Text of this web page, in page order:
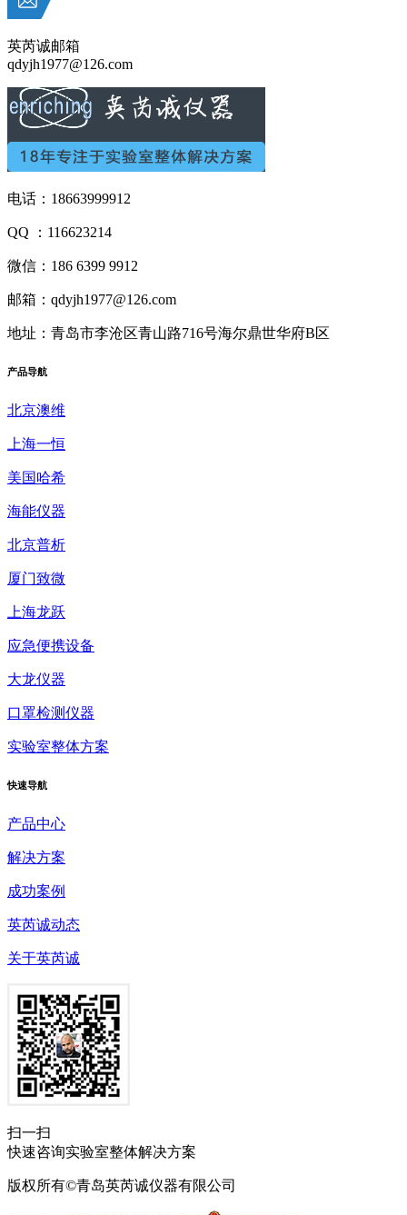
英芮诚邮箱
qdyjh1977@126.com
电话：18663999912
QQ ：116623214
微信：186 6399 9912
邮箱：qdyjh1977@126.com
地址：青岛市李沧区青山路716号海尔鼎世华府B区
产品导航
北京澳维
上海一恒
美国哈希
海能仪器
北京普析
厦门致微
上海龙跃
应急便携设备
大龙仪器
口罩检测仪器
实验室整体方案
快速导航
产品中心
解决方案
成功案例
英芮诚动态
关于英芮诚
扫一扫
快速咨询实验室整体解决方案
版权所有©青岛英芮诚仪器有限公司